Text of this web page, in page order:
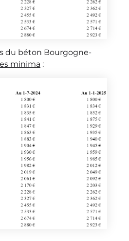
du béton Bourgogne-
minima :